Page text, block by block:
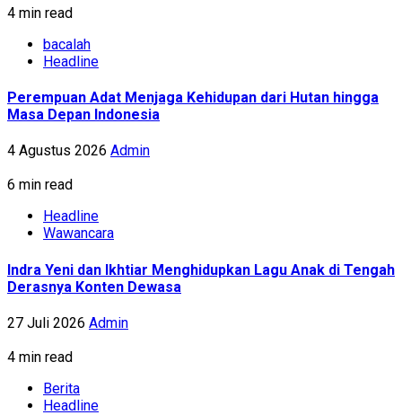
4 min read
bacalah
Headline
Perempuan Adat Menjaga Kehidupan dari Hutan hingga
Masa Depan Indonesia
4 Agustus 2026 Admin
6 min read
Headline
Wawancara
Indra Yeni dan Ikhtiar Menghidupkan Lagu Anak di Tengah
Derasnya Konten Dewasa
27 Juli 2026 Admin
4 min read
Berita
Headline